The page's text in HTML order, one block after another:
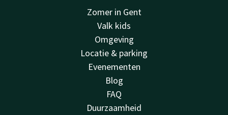
Zomer in Gent
Valk kids
Omgeving
Locatie & parking
Evenementen
Blog
FAQ
Duurzaamheid